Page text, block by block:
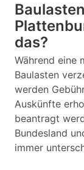
das?
Während eine
Baulasten
werden
Auskünfte
beantragt
Bundesland
immer